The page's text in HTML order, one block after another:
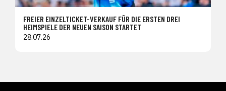
FREIER EINZELTICKET-VERKAUF FÜR DIE ERSTEN DREI
HEIMSPIELE DER NEUEN SAISON STARTET
28.07.26